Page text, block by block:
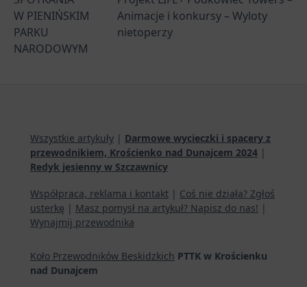
W PIENIŃSKIM
PARKU
NARODOWYM
Animacje i konkursy – Wyloty
nietoperzy
Wszystkie artykuły | Darmowe wycieczki i spacery z
przewodnikiem, Krościenko nad Dunajcem 2024 |
Redyk jesienny w Szczawnicy
Współpraca, reklama i kontakt | Coś nie działa? Zgłoś
usterkę | Masz pomysł na artykuł? Napisz do nas! |
Wynajmij przewodnika
Koło Przewodników Beskidzkich PTTK w Krościenku
nad Dunajcem